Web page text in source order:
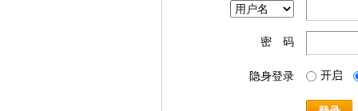
密 码
隐身登录 开启